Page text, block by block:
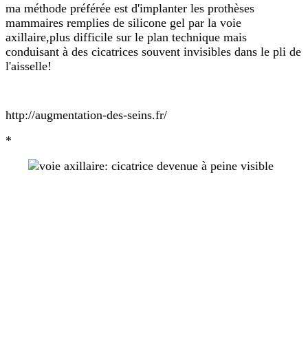
ma méthode préférée est d'implanter les prothèses
mammaires remplies de silicone gel par la voie
axillaire,plus difficile sur le plan technique mais
conduisant à des cicatrices souvent invisibles dans le pli de
l'aisselle!
http://augmentation-des-seins.fr/
*